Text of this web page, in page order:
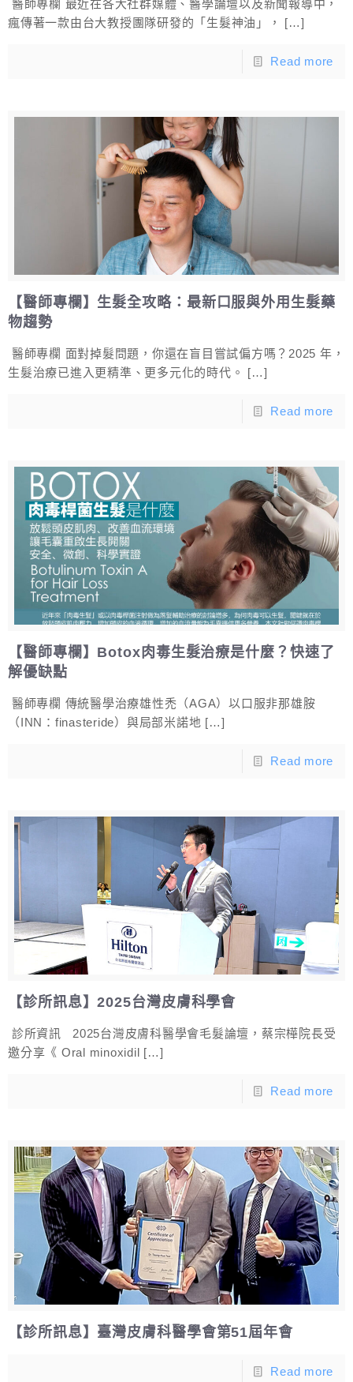
醫師專欄 最近在各大社群媒體、醫學論壇以及新聞報導中，
瘋傳著一款由台大教授團隊研發的「生髮神油」，
[…]
Read more
【醫師專欄】生髮全攻略：最新口服與外用生髮藥
物趨勢
醫師專欄 面對掉髮問題，你還在盲目嘗試偏方嗎？2025 年，
生髮治療已進入更精準、更多元化的時代。
[…]
Read more
【醫師專欄】Botox肉毒生髮治療是什麼？快速了
解優缺點
醫師專欄 傳統醫學治療雄性禿（AGA）以口服非那雄胺
（INN：finasteride）與局部米諾地 […]
Read more
【診所訊息】2025台灣皮膚科學會
診所資訊 2025台灣皮膚科醫學會毛髮論壇，蔡宗樺院長受
邀分享《 Oral minoxidil […]
Read more
【診所訊息】臺灣皮膚科醫學會第51屆年會
Read more